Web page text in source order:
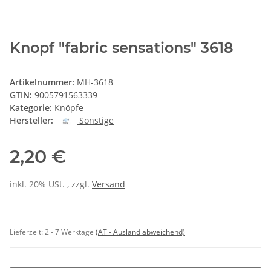
Knopf "fabric sensations" 3618
Artikelnummer: MH-3618
GTIN: 9005791563339
Kategorie: Knöpfe
Hersteller:
Sonstige
2,20 €
inkl. 20% USt. , zzgl. Versand
Lieferzeit:2 - 7 Werktage (AT - Ausland abweichend)